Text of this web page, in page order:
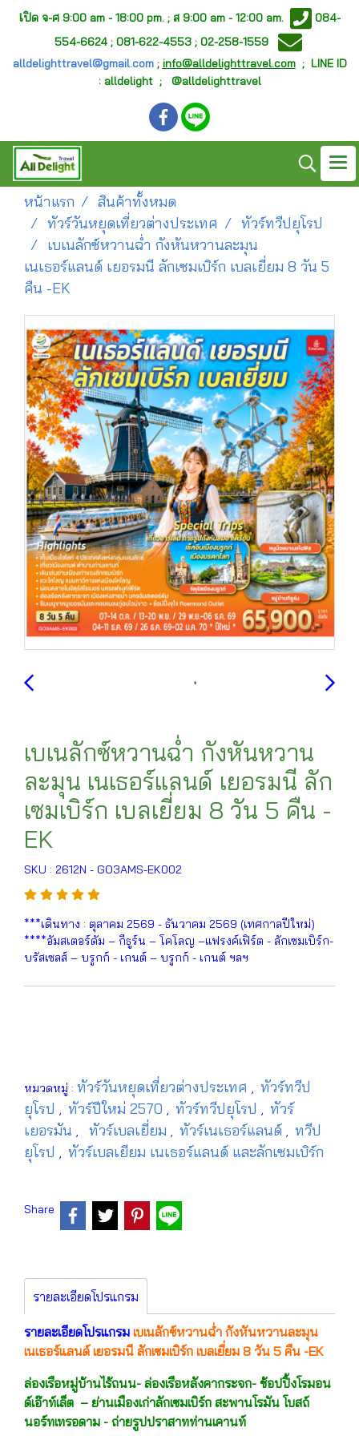
เปิด จ-ศ 9:00 am - 18:00 pm. ; ส 9:00 am - 12:00 am.
084-
554-6624 ; 081-622-4553 ; 02-258-1559
alldelighttravel@gmail.com; info@alldelighttravel.com; LINE ID
: alldelight ; @alldelighttravel
หน้าแรก
สินค้าทั้งหมด
ทัวร์วันหยุดเที่ยวต่างประเทศ
ทัวร์ทวีปยุโรป
เบเนลักซ์หวานฉ่ำ กังหันหวานละมุน
เนเธอร์แลนด์ เยอรมนี ลักเซมเบิร์ก เบลเยี่ยม 8 วัน 5
คืน -EK
เบเนลักซ์หวานฉ่ำ กังหันหวาน
ละมุน เนเธอร์แลนด์ เยอรมนี ลัก
เซมเบิร์ก เบลเยี่ยม 8 วัน 5 คืน -
EK
SKU : 2612N - GO3AMS-EK002
***เดินทาง : ตุลาคม 2569 - ธันวาคม 2569 (เทศกาลปีใหม่)
****อัมสเตอร์ดัม – กีธูร์น – โคโลญ –แฟรงค์เฟิร์ต - ลักเซมเบิร์ก-
บรัสเซลส์ – บรูกก์ - เกนต์ – บรูกก์ - เกนต์ ฯลฯ
หมวดหมู่ : ทัวร์วันหยุดเที่ยวต่างประเทศ , ทัวร์ทวีป
ยุโรป , ทัวร์ปีใหม่ 2570 , ทัวร์ทวีปยุโรป , ทัวร์
เยอรมัน , ทัวร์เบลเยี่ยม , ทัวร์เนเธอร์แลนด์ , ทวีป
ยุโรป , ทัวร์เบลเยียม เนเธอร์แลนด์ และลักเซมเบิร์ก
Share
รายละเอียดโปรแกรม
รายละเอียดโปรแกรม เบเนลักซ์หวานฉ่ำ กังหันหวานละมุน
เนเธอร์แลนด์ เยอรมนี ลักเซมเบิร์ก เบลเยี่ยม 8 วัน 5 คืน -EK
ล่องเรือหมู่บ้านไร้ถนน- ล่องเรือหลังคากระจก- ช้อปปิ้งโรมอน
ด์เอ๊าท์เล็ต – ย่านเมืองเก่าลักเซมเบิร์ก สะพานโรมัน โบสถ์
นอร์ทเทรอดาม - ถ่ายรูปปราสาทท่านเคานท์